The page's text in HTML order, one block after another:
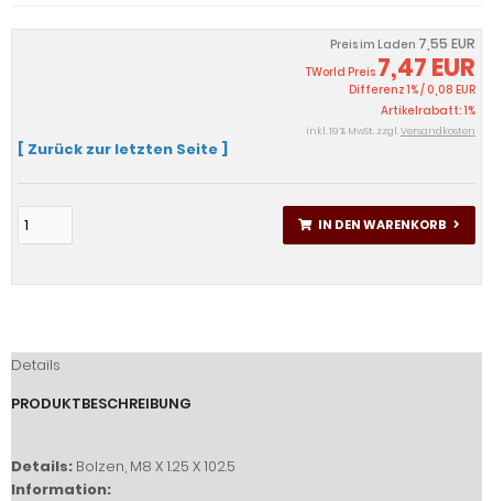
Preis im Laden 7,55 EUR
TWorld Preis 7,47 EUR
Differenz 1% / 0,08 EUR
Artikelrabatt: 1%
inkl. 19 % MwSt. zzgl.Versandkosten
[ Zurück zur letzten Seite ]
IN DEN WARENKORB
Details
PRODUKTBESCHREIBUNG
Details: Bolzen, M8 X 1.25 X 102.5
Information: